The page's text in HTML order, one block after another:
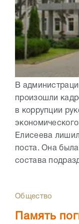
В
произошли
в коррупции
Елисеева
поста. Она
состава
Общество
Память